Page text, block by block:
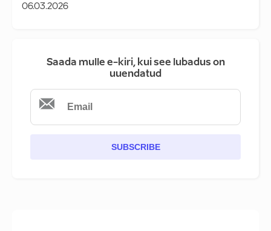
06.03.2026
Saada mulle e-kiri, kui see lubadus on
uuendatud
SUBSCRIBE